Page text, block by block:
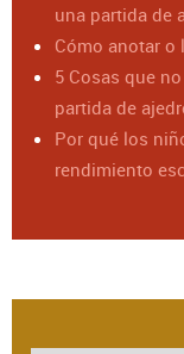
una partida de
Cómo anotar o
5 Cosas que
partida de
Por qué los
rendimiento